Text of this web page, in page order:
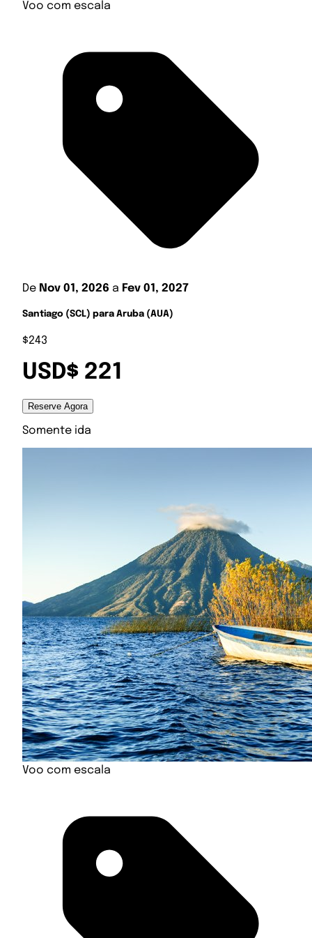
Voo com escala
De Nov 01, 2026 a Fev 01, 2027
Santiago (SCL) para Aruba (AUA)
$243
USD$ 221
Reserve Agora
Somente ida
Voo com escala